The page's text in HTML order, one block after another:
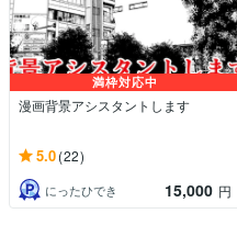
満枠対応中
漫画背景アシスタントします
5.0(22)
にったひでき 15,000 円